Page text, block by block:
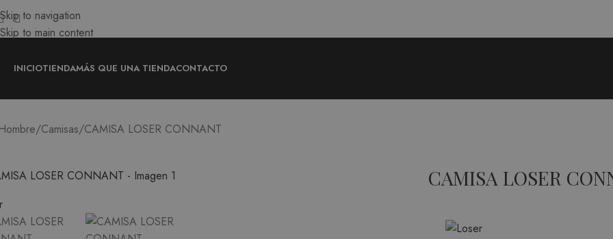
Skip to navigation
Skip to main content
INICIOTIENDAMÁS QUE UNA TIENDACONTACTO
Camisas CAMISA LOSER CONNANT
CAMISA LOSER